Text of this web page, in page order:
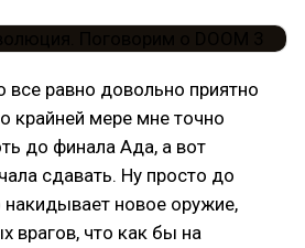
все равно довольно приятно
крайней мере мне точно
до финала Ада, а вот
сдавать. Ну просто до
накидывает новое оружие,
врагов, что как бы на